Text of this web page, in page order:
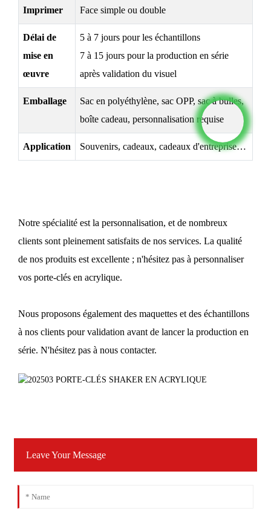
Imprimer Face simple ou double
Délai de
mise en
œuvre
5 à 7 jours pour les échantillons
7 à 15 jours pour la production en série
après validation du visuel
Emballage
Sac en polyéthylène, sac OPP, sac à bulles,
boîte cadeau, personnalisation requise
Application Souvenirs, cadeaux, cadeaux d'entreprise…
Notre spécialité est la personnalisation, et de nombreux
clients sont pleinement satisfaits de nos services. La qualité
de nos produits est excellente ; n'hésitez pas à personnaliser
vos porte-clés en acrylique.
Nous proposons également des maquettes et des échantillons
à nos clients pour validation avant de lancer la production en
série. N'hésitez pas à nous contacter.
Leave Your Message